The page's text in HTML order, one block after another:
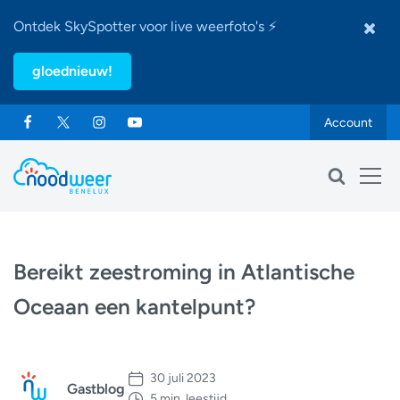
Ontdek SkySpotter voor live weerfoto's ⚡
gloednieuw!
Account
Bereikt zeestroming in Atlantische
Oceaan een kantelpunt?
Gastblog
30 juli 2023